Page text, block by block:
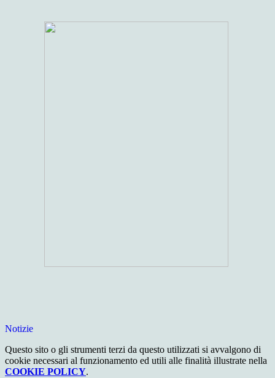
Notizie
Questo sito o gli strumenti terzi da questo utilizzati si avvalgono di
cookie necessari al funzionamento ed utili alle finalità illustrate nella
COOKIE POLICY.